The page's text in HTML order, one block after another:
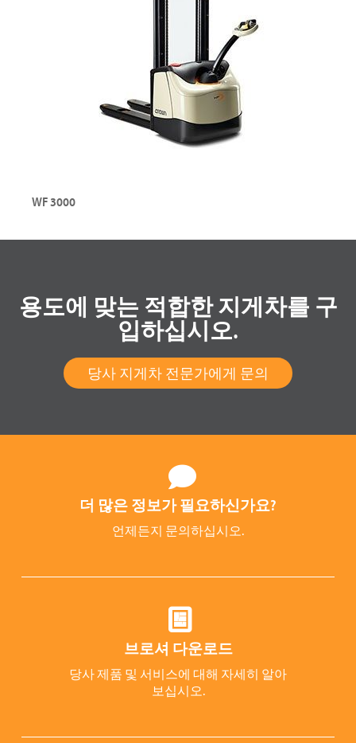
WF 3000
용도에 맞는 적합한 지게차를 구
입하십시오.
당사 지게차 전문가에게 문의
더 많은 정보가 필요하신가요?
언제든지 문의하십시오.
브로셔 다운로드
당사 제품 및 서비스에 대해 자세히 알아
보십시오.